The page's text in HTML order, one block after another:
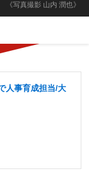
《写真撮影 山内 潤也》
人事育成担当/大